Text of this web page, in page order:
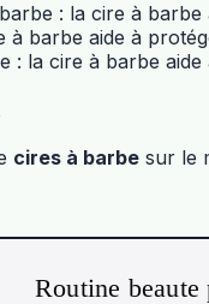
: la cire à
barbe aide à
: la cire à barbe
cires à barbe sur le
Routine